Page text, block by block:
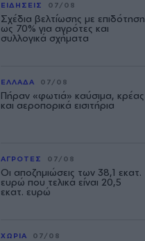
ΕΙΔΗΣΕΙΣ 07/08
Σχέδια βελτίωσης με επιδότηση
ως 70% για αγρότες και
συλλογικά σχήματα
ΕΛΛΑΔΑ 07/08
Πήραν «φωτιά» καύσιμα, κρέας
και αεροπορικά εισιτήρια
ΑΓΡΟΤΕΣ 07/08
Οι αποζημιώσεις των 38,1 εκατ.
ευρώ που τελικά είναι 20,5
εκατ. ευρώ
ΧΩΡΙΑ 07/08